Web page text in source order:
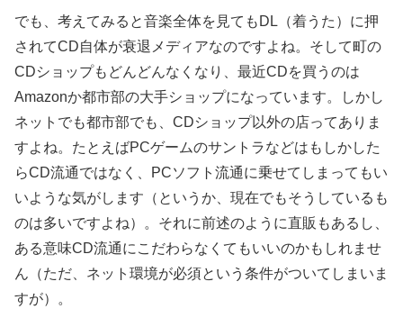
でも、考えてみると音楽全体を見てもDL（着うた）に押
されてCD自体が衰退メディアなのですよね。そして町の
CDショップもどんどんなくなり、最近CDを買うのは
Amazonか都市部の大手ショップになっています。しかし
ネットでも都市部でも、CDショップ以外の店ってありま
すよね。たとえばPCゲームのサントラなどはもしかした
らCD流通ではなく、PCソフト流通に乗せてしまってもい
いような気がします（というか、現在でもそうしているも
のは多いですよね）。それに前述のように直販もあるし、
ある意味CD流通にこだわらなくてもいいのかもしれませ
ん（ただ、ネット環境が必須という条件がついてしまいま
すが）。